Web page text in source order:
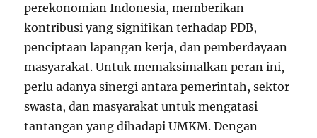
perekonomian Indonesia, memberikan
kontribusi yang signifikan terhadap PDB,
penciptaan lapangan kerja, dan pemberdayaan
masyarakat. Untuk memaksimalkan peran ini,
perlu adanya sinergi antara pemerintah, sektor
swasta, dan masyarakat untuk mengatasi
tantangan yang dihadapi UMKM. Dengan